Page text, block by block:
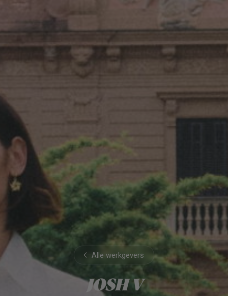
Alle werkgevers
Alle werkgevers
JOSH V